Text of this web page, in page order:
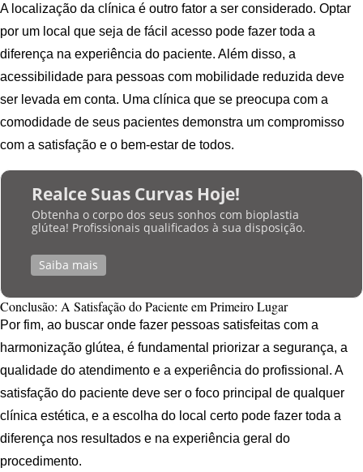
A localização da clínica é outro fator a ser considerado. Optar
por um local que seja de fácil acesso pode fazer toda a
diferença na experiência do paciente. Além disso, a
acessibilidade para pessoas com mobilidade reduzida deve
ser levada em conta. Uma clínica que se preocupa com a
comodidade de seus pacientes demonstra um compromisso
com a satisfação e o bem-estar de todos.
Realce Suas Curvas Hoje!
Obtenha o corpo dos seus sonhos com bioplastia
glútea! Profissionais qualificados à sua disposição.
Saiba mais
Conclusão: A Satisfação do Paciente em Primeiro Lugar
Por fim, ao buscar onde fazer pessoas satisfeitas com a
harmonização glútea, é fundamental priorizar a segurança, a
qualidade do atendimento e a experiência do profissional. A
satisfação do paciente deve ser o foco principal de qualquer
clínica estética, e a escolha do local certo pode fazer toda a
diferença nos resultados e na experiência geral do
procedimento.